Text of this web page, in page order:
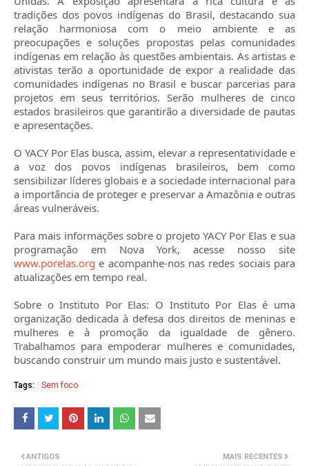
tradições dos povos indígenas do Brasil, destacando sua
relação harmoniosa com o meio ambiente e as
preocupações e soluções propostas pelas comunidades
indígenas em relação às questões ambientais. As artistas e
ativistas terão a oportunidade de expor a realidade das
comunidades indígenas no Brasil e buscar parcerias para
projetos em seus territórios. Serão mulheres de cinco
estados brasileiros que garantirão a diversidade de pautas
e apresentações.
O YACY Por Elas busca, assim, elevar a representatividade e
a voz dos povos indígenas brasileiros, bem como
sensibilizar líderes globais e a sociedade internacional para
a importância de proteger e preservar a Amazônia e outras
áreas vulneráveis.
Para mais informações sobre o projeto YACY Por Elas e sua
programação em Nova York, acesse nosso site
www.porelas.org e acompanhe-nos nas redes sociais para
atualizações em tempo real.
Sobre o Instituto Por Elas: O Instituto Por Elas é uma
organização dedicada à defesa dos direitos de meninas e
mulheres e à promoção da igualdade de gênero.
Trabalhamos para empoderar mulheres e comunidades,
buscando construir um mundo mais justo e sustentável.
Tags: Sem foco
MAIS RECENTES
ANTIGOS